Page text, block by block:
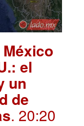
el
un
de
. 20:20